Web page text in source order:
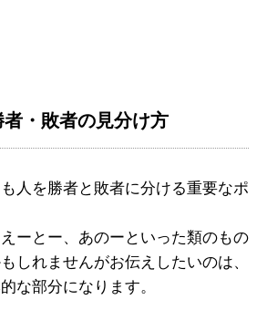
者・敗者の見分け方
人を勝者と敗者に分ける重要なポ
えーとー、あのー といった類のもの
しれませんがお伝えしたいのは、
な部分になります。